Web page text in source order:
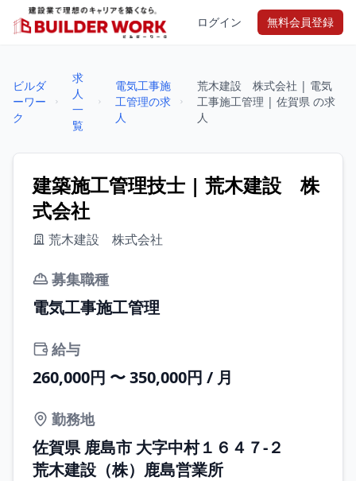
ログイン 無料会員登録
ビルダ
ーワー
ク
求
人
一
覧
電気工事施
工管理の求
人
荒木建設 株式会社 | 電気
工事施工管理 | 佐賀県 の求
人
建築施工管理技士 | 荒木建設 株
式会社
荒木建設 株式会社
募集職種
電気工事施工管理
給与
260,000円 〜 350,000円 / 月
勤務地
佐賀県 鹿島市 大字中村１６４７‐２
荒木建設（株）鹿島営業所